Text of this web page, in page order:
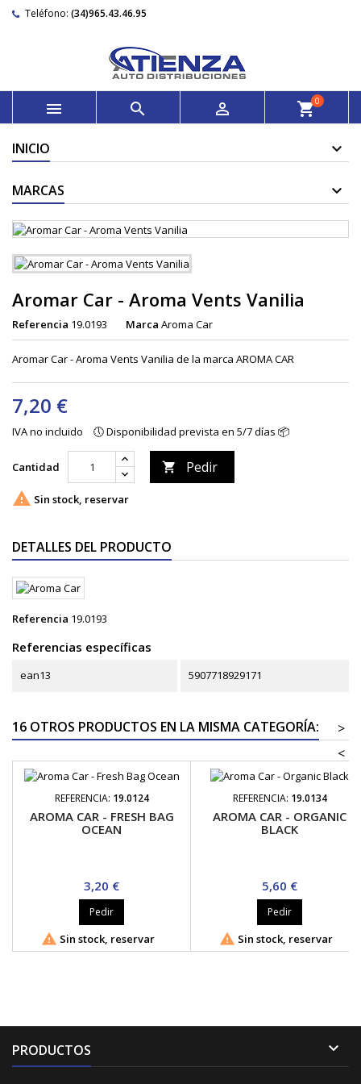
Teléfono: (34)965.43.46.95
   shopping_cart0
INICIO
MARCAS
Aromar Car - Aroma Vents Vanilia
Referencia 19.0193 Marca Aroma Car
Aromar Car - Aroma Vents Vanilia de la marca AROMA CAR
7,20 €
IVA no incluido 🕔 Disponibilidad prevista en 5/7 días 📦
Cantidad  Pedir
 Sin stock, reservar
DETALLES DEL PRODUCTO
Referencia 19.0193
Referencias específicas
ean13 5907718929171
16 OTROS PRODUCTOS EN LA MISMA CATEGORÍA:
>
<
REFERENCIA: 19.0124
AROMA CAR - FRESH BAG
OCEAN
Precio
3,20 €
Pedir
 Sin stock, reservar
REFERENCIA: 19.0134
AROMA CAR - ORGANIC
BLACK
Precio
5,60 €
Pedir
 Sin stock, reservar
PRODUCTOS 